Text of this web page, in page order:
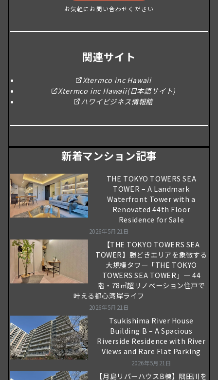
お気軽にお問い合わせください
関連サイト
Xtermco inc Hawaii
Xtermco inc Hawaii(日本語サイト)
ハワイビジネス情報館
新着マンション記事
THE TOKYO TOWERS SEA
TOWER – A Landmark
Waterfront Tower with a
Renovated 44th Floor
Residence for Sale
2026年5月21日
【THE TOKYO TOWERS SEA
TOWER】勝どきエリアを象徴する
大規模タワー「THE TOKYO
TOWERS SEA TOWER」― 44
階・78㎡超リノベーション住戸で
叶える都心湾岸ライフ
2026年5月21日
Tsukishima River House
Building B – A Spacious
Riverside Residence with River
Views and Rare Flat Parking
2026年5月21日
【月島リバーハウスB棟】隅田川を